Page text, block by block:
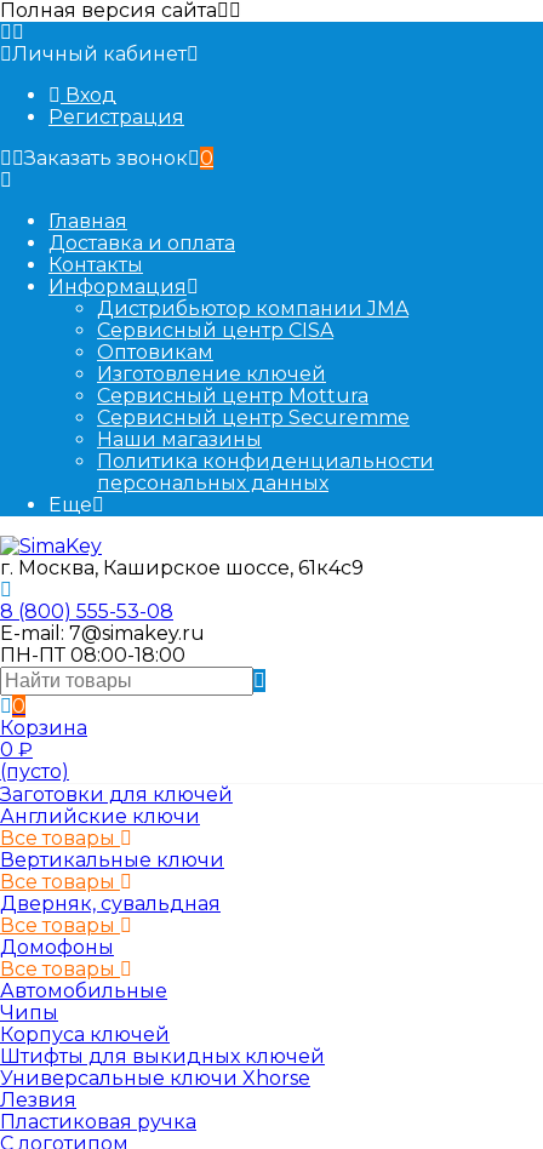
Полная версия сайта
Личный кабинет
Вход
Регистрация
Заказать звонок 0
Главная
Доставка и оплата
Контакты
Информация
Дистрибьютор компании JMA
Сервисный центр CISA
Оптовикам
Изготовление ключей
Сервисный центр Mottura
Сервисный центр Securemme
Наши магазины
Политика конфиденциальности
персональных данных
Еще
г. Москва, Каширское шоссе, 61к4с9
8 (800) 555-53-08
E-mail: 7@simakey.ru
ПН-ПТ 08:00-18:00
0
Корзина
0 ₽
(пусто)
Заготовки для ключей
Английские ключи
Все товары
Вертикальные ключи
Все товары
Дверняк, сувальдная
Все товары
Домофоны
Все товары
Автомобильные
Чипы
Корпуса ключей
Штифты для выкидных ключей
Универсальные ключи Xhorse
Лезвия
Пластиковая ручка
С логотипом